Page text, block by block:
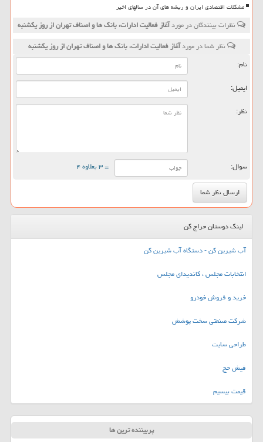
مشکلات اقتصادی ایران و ریشه های آن در سالهای اخیر
نظرات بینندگان در موردآغاز فعالیت ادارات، بانک ها و اصناف تهران از روز یکشنبه
نظر شما در موردآغاز فعالیت ادارات، بانک ها و اصناف تهران از روز یکشنبه
نام:
ایمیل:
نظر:
سوال: = ۳ بعلاوه ۴
لینک دوستان حراج کن
آب شیرین کن - دستگاه آب شیرین کن
انتخابات مجلس ، کاندیدای مجلس
خرید و فروش خودرو
شرکت صنعتی سخت پوشش
طراحی سایت
فیش حج
قیمت بیسیم
پربیننده ترین ها